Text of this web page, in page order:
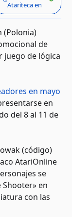
Atariteca en
(Polonia)
de
juego de lógica
en mayo
en
del 8 al 11 de
(código)
AtariOnline
se
Shooter» en
con las